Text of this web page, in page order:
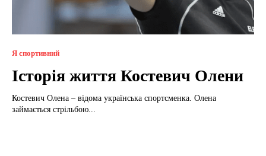
Я спортивний
Історія життя Костевич Олени
Костевич Олена – відома українська спортсменка. Олена
займається стрільбою...